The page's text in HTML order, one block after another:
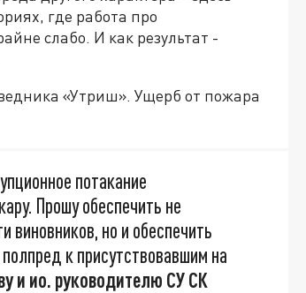
где работа про
слабо. И как результат -
«Утриш». Ущерб от пожара
потакание
Прошу обеспечить не
виновников, но и обеспечить
к присутствовавшим на
и ио. руководителю СУ СК